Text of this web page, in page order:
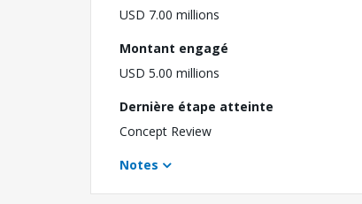
USD 7.00 millions
Montant engagé
USD 5.00 millions
Dernière étape atteinte
Concept Review
Notes